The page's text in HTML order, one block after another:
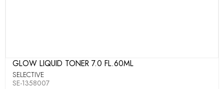
GLOW LIQUID TONER 7.0 FL.60ML
SELECTIVE
SE-1358007